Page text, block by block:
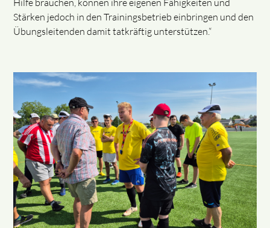
Hilfe brauchen, können ihre eigenen Fähigkeiten und
Stärken jedoch in den Trainingsbetrieb einbringen und den
Übungsleitenden damit tatkräftig unterstützen.“